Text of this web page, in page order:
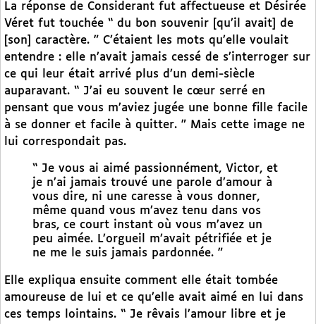
La réponse de Considerant fut affectueuse et Désirée
Véret fut touchée “ du bon souvenir [qu’il avait] de
[son] caractère. ” C’étaient les mots qu’elle voulait
entendre : elle n’avait jamais cessé de s’interroger sur
ce qui leur était arrivé plus d’un demi-siècle
auparavant. “ J’ai eu souvent le cœur serré en
pensant que vous m’aviez jugée une bonne fille facile
à se donner et facile à quitter. ” Mais cette image ne
lui correspondait pas.
“ Je vous ai aimé passionnément, Victor, et
je n’ai jamais trouvé une parole d’amour à
vous dire, ni une caresse à vous donner,
même quand vous m’avez tenu dans vos
bras, ce court instant où vous m’avez un
peu aimée. L’orgueil m’avait pétrifiée et je
ne me le suis jamais pardonnée. ”
Elle expliqua ensuite comment elle était tombée
amoureuse de lui et ce qu’elle avait aimé en lui dans
ces temps lointains. “ Je rêvais l’amour libre et je